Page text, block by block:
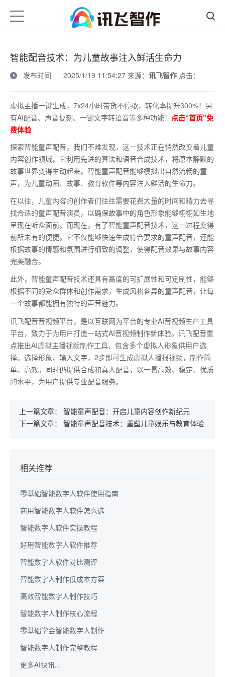
智能配音技术：为儿童故事注入鲜活生命力
发布时间
2025/1/19 11:54:27 来源： 讯飞智作 点击：
虚拟主播一键生成，7x24小时带货不停歇，转化率提升300%！另
有AI配音、声音复刻、一键文字转语音等多种功能！ 点击“首页”免
费体验
探索智能童声配音，我们不难发现，这一技术正在悄然改变着儿童
内容创作领域。它利用先进的算法和语音合成技术，将原本静默的
故事世界变得生动起来。智能童声配音能够模拟出自然流畅的童
声，为儿童动画、故事、教育软件等内容注入鲜活的生命力。
在以往，儿童内容的创作者们往往需要花费大量的时间和精力去寻
找合适的童声配音演员，以确保故事中的角色形象能够栩栩如生地
呈现在听众面前。而现在，有了智能童声配音技术，这一过程变得
前所未有的便捷。它不仅能够快速生成符合要求的童声配音，还能
根据故事的情感和氛围进行细致的调整，使得配音效果与故事内容
完美融合。
此外，智能童声配音技术还具有高度的可扩展性和可定制性，能够
根据不同的受众群体和创作需求，生成风格各异的童声配音，让每
一个故事都能拥有独特的声音魅力。
讯飞配音音视频平台，是以互联网为平台的专业AI音视频生产工具
平台，致力于为用户打造一站式AI音视频制作新体验。讯飞配音重
点推出AI虚拟主播视频制作工具，包含多个虚拟人形象供用户选
择。选择形象、输入文字，2步即可生成虚拟人播报视频，制作简
单、高效。同时仍提供合成和真人配音，以一贯高效、稳定、优质
的水平，为用户提供专业配音服务。
上一篇文章： 智能童声配音：开启儿童内容创作新纪元
下一篇文章： 智能童声配音技术：重塑儿童娱乐与教育体验
相关推荐
零基础智能数字人软件使用指南
商用智能数字人软件怎么选
智能数字人软件实操教程
好用智能数字人软件推荐
智能数字人软件对比测评
智能数字人制作低成本方案
高效智能数字人制作技巧
智能数字人制作核心流程
零基础学会智能数字人制作
智能数字人制作完整教程
更多AI快讯...